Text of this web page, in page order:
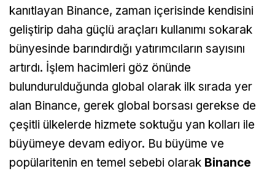
kanıtlayan Binance, zaman içerisinde kendisini
geliştirip daha güçlü araçları kullanımı sokarak
bünyesinde barındırdığı yatırımcıların sayısını
artırdı. İşlem hacimleri göz önünde
bulundurulduğunda global olarak ilk sırada yer
alan Binance, gerek global borsası gerekse de
çeşitli ülkelerde hizmete soktuğu yan kolları ile
büyümeye devam ediyor. Bu büyüme ve
popülaritenin en temel sebebi olarak Binance